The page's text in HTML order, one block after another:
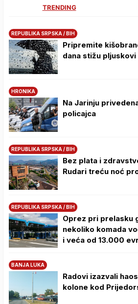
TRENDING
REPUBLIKA SRPSKA / BIH
Pripremite
dana stižu
HRONIKA
Na Јarinju
policajca
REPUBLIKA SRPSKA / BIH
Bez plata i
Rudari treću noć
REPUBLIKA SRPSKA / BIH
Oprez pri prelasku
nekoliko komada
i veća od 13.000
BANJA LUKA
Radovi izazvali
kolone kod